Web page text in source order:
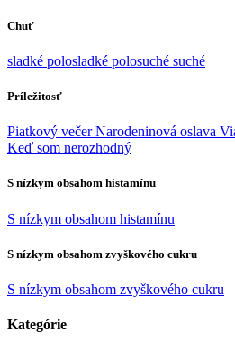
Chuť
sladké polosladké polosuché suché
Príležitosť
Piatkový večerNarodeninová oslava
Keď som nerozhodný
S nízkym obsahom histamínu
S nízkym obsahom histamínu
S nízkym obsahom zvyškového cukru
S nízkym obsahom zvyškového cukru
Kategórie